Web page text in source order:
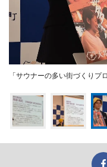
「サウナーの多い街づくり